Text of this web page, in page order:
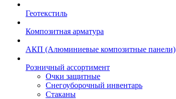
Геотекстиль
Композитная арматура
АКП (Алюминиевые композитные панели)
Розничный ассортимент
Очки защитные
Снегоуборочный инвентарь
Стаканы